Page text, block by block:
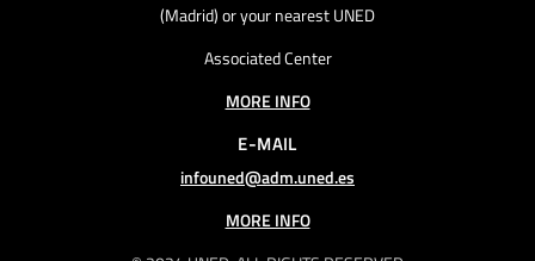
(Madrid) or your nearest UNED
Associated Center
MORE INFO
E-MAIL
infouned@adm.uned.es
MORE INFO